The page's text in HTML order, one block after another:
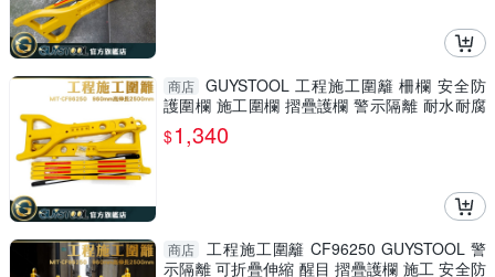
商店 GUYSTOOL 工程施工圍籬 柵欄 安全防
護圍欄 施工圍欄 摺疊護欄 警示隔離 耐水耐腐
MIT-CF96250
$1,340
商店
工程施工圍籬 CF96250 GUYSTOOL 警
示隔離 可折疊伸縮 醒目 摺疊護欄 施工 安全防